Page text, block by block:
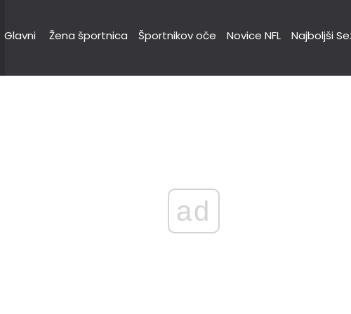
Glavni Žena športnica Športnikov oče Novice NFL Najboljši
ad